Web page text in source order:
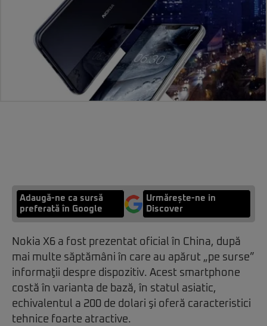
Adaugă-ne ca sursă
preferată în Google
Urmărește-ne in
Discover
Nokia X6 a fost prezentat oficial în China, după
mai multe săptămâni în care au apărut „pe surse”
informaţii despre dispozitiv. Acest smartphone
costă în varianta de bază, în statul asiatic,
echivalentul a 200 de dolari şi oferă caracteristici
tehnice foarte atractive.